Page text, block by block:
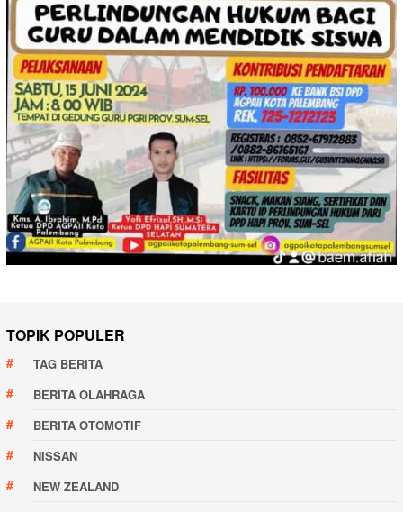
TOPIK POPULER
TAG BERITA
BERITA OLAHRAGA
BERITA OTOMOTIF
NISSAN
NEW ZEALAND